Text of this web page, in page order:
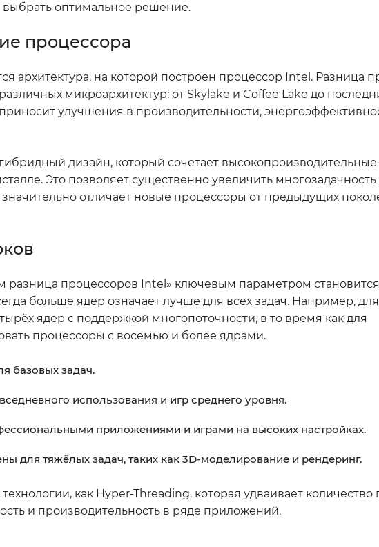
оптимальное решение.
процессора
архитектура, на которой построен процессор Intel. Разница
микроархитектур: от Skylake и Coffee Lake до
улучшения в производительности,
дизайн, который сочетает высокопроизводительные
Это позволяет существенно увеличить многозадачность
отличает новые процессоры от предыдущих
разница процессоров Intel» ключевым параметром
больше ядер означает лучше для всех задач. Например,
ядер с поддержкой многопоточности, в то время как для
процессоры с восемью и более ядрами.
базовых задач.
использования и игр среднего уровня.
приложениями и играми на высоких настройках.
для тяжёлых задач, таких как 3D-моделирование и рендеринг.
как Hyper-Threading, которая удваивает количество
и производительность в ряде приложений.